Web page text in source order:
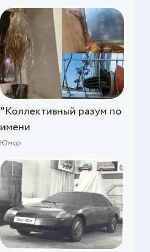
"Коллективный разум по
имени
Юмор